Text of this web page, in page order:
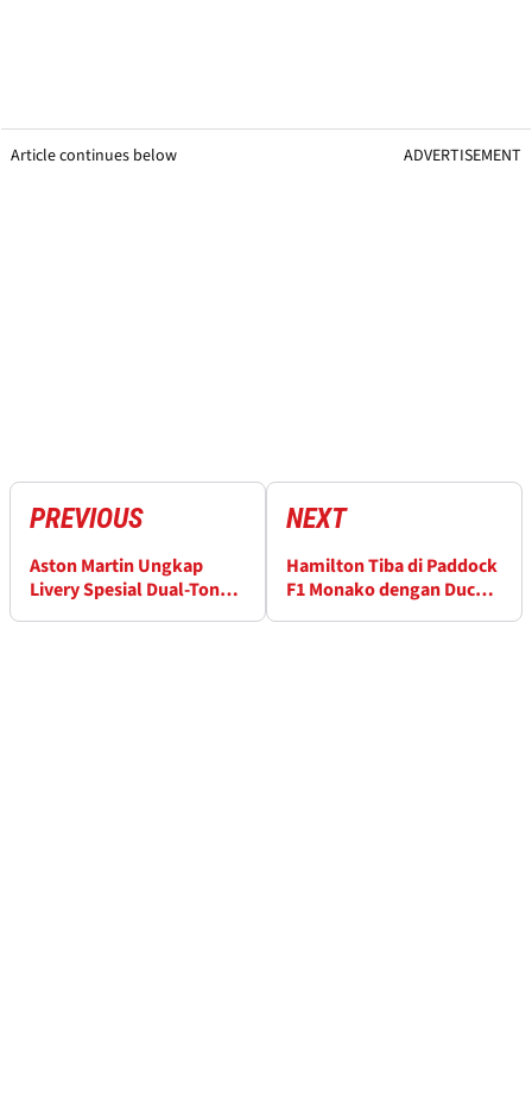
Article continues below ADVERTISEMENT
PREVIOUS
Aston Martin Ungkap
Livery Spesial Dual-Tone
NEXT
Hamilton Tiba di Paddock
F1 Monako dengan Ducati